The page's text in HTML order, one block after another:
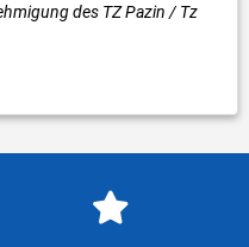
des TZ Pazin / Tz